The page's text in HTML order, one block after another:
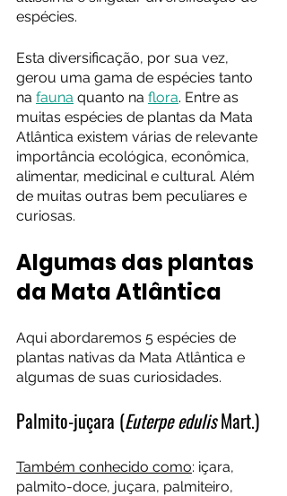
espécies.
Esta diversificação, por sua vez,
gerou uma gama de espécies tanto
na fauna quanto na flora. Entre as
muitas espécies de plantas da Mata
Atlântica existem várias de relevante
importância ecológica, econômica,
alimentar, medicinal e cultural. Além
de muitas outras bem peculiares e
curiosas.
Algumas das plantas
da Mata Atlântica
Aqui abordaremos 5 espécies de
plantas nativas da Mata Atlântica e
algumas de suas curiosidades.
Palmito-juçara (Euterpe edulis Mart.)
Também conhecido como: içara,
palmito-doce, juçara, palmiteiro,